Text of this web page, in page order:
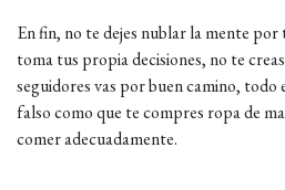
En fin, no te dejes nublar la mente
toma tus propia decisiones, no te
seguidores vas por buen camino, todo
falso como que te compres ropa de
comer adecuadamente.